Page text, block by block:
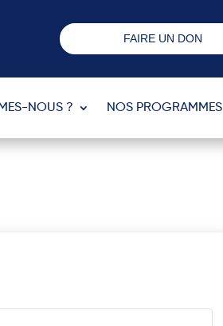
FAIRE UN DON
NOUS ? NOS PROGRAMMES